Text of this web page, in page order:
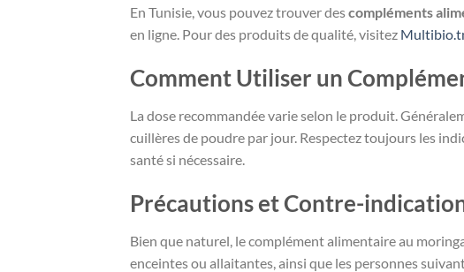
En Tunisie, vous pouvez trouver descompléments
en ligne. Pour des produits de qualité, visitez
Comment Utiliser un
La dose recommandée varie selon le produit.
cuillères de poudre par jour. Respectez toujours les
santé si nécessaire.
Précautions et Contre-
Bien que naturel, le complément alimentaire au
enceintes ou allaitantes, ainsi que les personnes